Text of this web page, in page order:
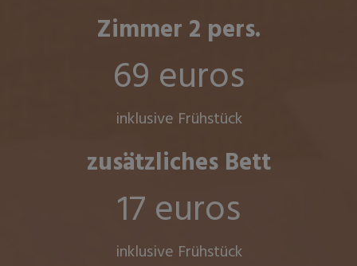
Zimmer 2 pers.
69 euros
inklusive Frühstück
zusätzliches Bett
17 euros
inklusive Frühstück